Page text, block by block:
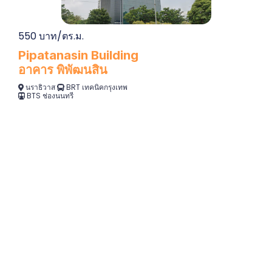
550 บาท/ตร.ม.
Pipatanasin Building
อาคาร พิพัฒนสิน
นราธิวาส
BRT เทคนิคกรุงเทพ
BTS ช่องนนทรี